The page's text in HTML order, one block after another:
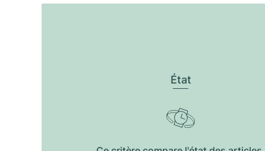
État